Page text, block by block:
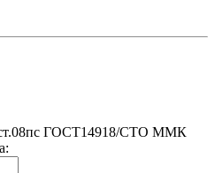
ст.08пс ГОСТ14918/СТО ММК